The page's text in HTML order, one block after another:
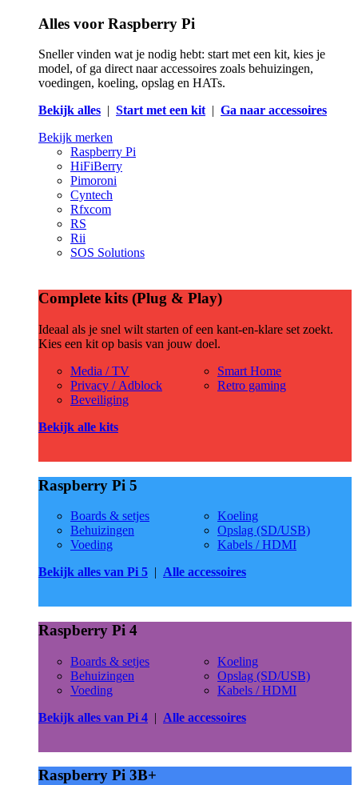
Alles voor Raspberry Pi
Sneller vinden wat je nodig hebt: start met een kit, kies je
model, of ga direct naar accessoires zoals behuizingen,
voedingen, koeling, opslag en HATs.
Bekijk alles | Start met een kit| Ga naar accessoires
Bekijk merken
Raspberry Pi
HiFiBerry
Pimoroni
Cyntech
Rfxcom
RS
Rii
SOS Solutions
Complete kits (Plug & Play)
Ideaal als je snel wilt starten of een kant-en-klare set zoekt.
Kies een kit op basis van jouw doel.
Media / TV
Privacy / Adblock
Beveiliging
Smart Home
Retro gaming
Bekijk alle kits
Raspberry Pi 5
Boards & setjes
Behuizingen
Voeding
Koeling
Opslag (SD/USB)
Kabels / HDMI
Bekijk alles van Pi 5 | Alle accessoires
Raspberry Pi 4
Boards & setjes
Behuizingen
Voeding
Koeling
Opslag (SD/USB)
Kabels / HDMI
Bekijk alles van Pi 4 | Alle accessoires
Raspberry Pi 3B+